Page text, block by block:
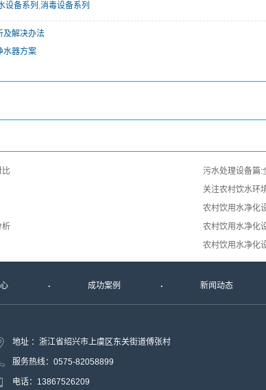
设备系列 ,消毒设备系列
及解决办法
水器方案
比
污水处理设备篇:
关注农村饮水环
农村饮用水净化
析
农村饮用水净化
农村饮用水净化
成功案例 新闻动态
地址 ：浙江省绍兴市上虞区东关街道傅张村
服务热线：0575-82058899
电话：13867526209